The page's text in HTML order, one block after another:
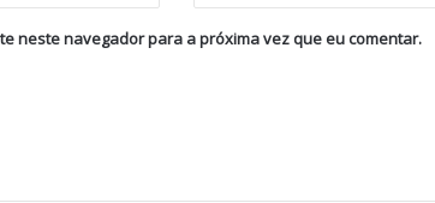
neste navegador para a próxima vez que eu comentar.